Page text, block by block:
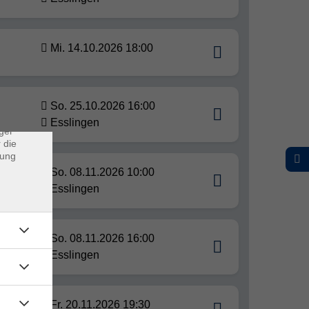
Mi. 14.10.2026 18:00
So. 25.10.2026 16:00
Esslingen
So. 08.11.2026 10:00
Esslingen
So. 08.11.2026 16:00
Esslingen
Fr. 20.11.2026 19:30
die
die
×